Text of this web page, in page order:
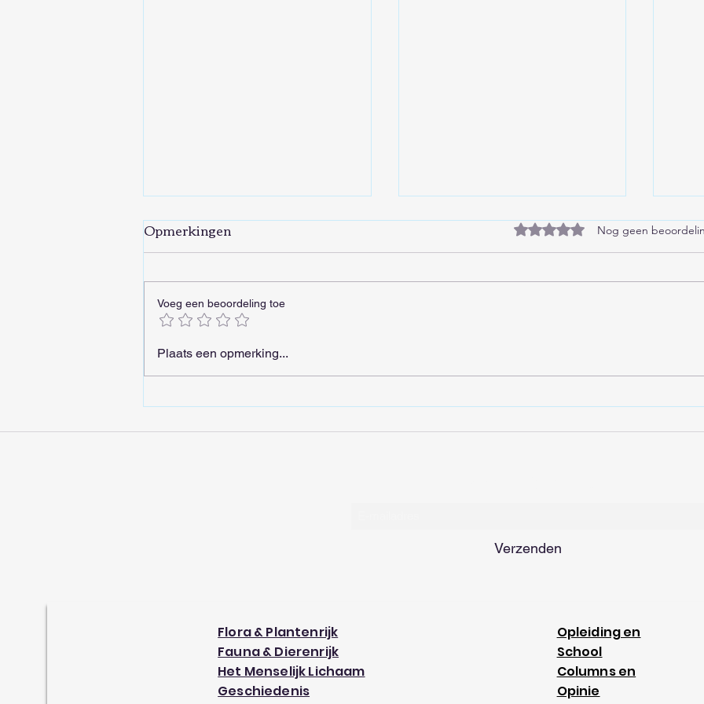
Wolf in de tanden hebben
latere leeftijd krijgen
Opmerkingen Beoordeeld met 0 uit 5
Nog geen
Voeg een beoordeling toe
Plaats een opmerking...
Verzenden
Flora & Plantenrijk
Fauna & Dierenrijk
Het Menselijk Lichaam
Geschiedenis
Opleiding en
School
Columns en
Opinie